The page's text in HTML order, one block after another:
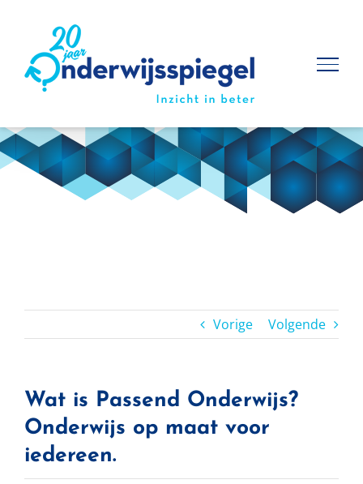
inhoud
Vorige Volgende
Wat is Passend Onderwijs?
Onderwijs op maat voor
iedereen.